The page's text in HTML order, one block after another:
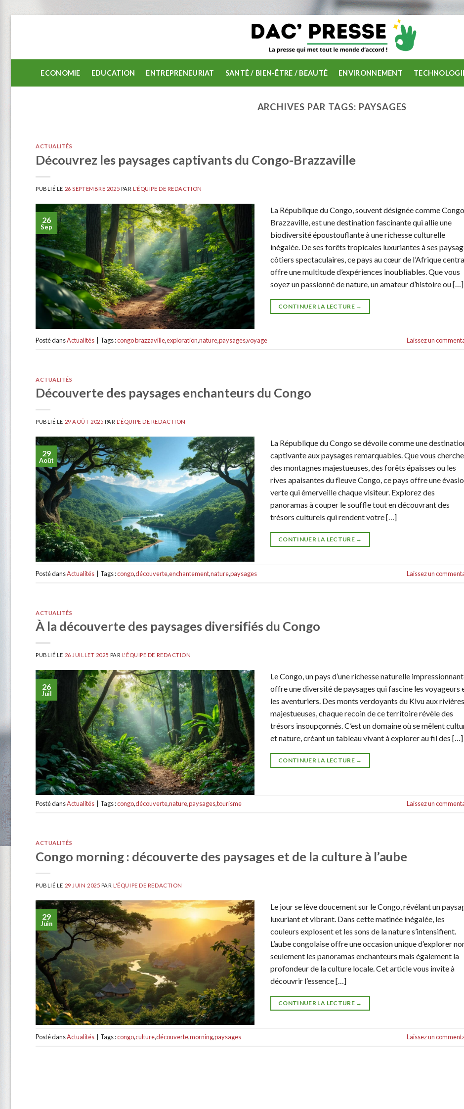
ECONOMIE EDUCATION ENTREPRENEURIAT SANTÉ / BIEN-ÊTRE / BEAUTÉ ENVIRONNEMENT
ARCHIVES PAR TAGS: PAYSAGES
ACTUALITÉS
Découvrez les paysages captivants du Congo-Brazzaville
PUBLIÉ LE 26 SEPTEMBRE 2025 PAR L'ÉQUIPE DE REDACTION
26
Sep
La République du Congo, souvent désignée comme
Brazzaville, est une destination fascinante qui allie une
biodiversité époustouflante à une richesse culturelle
inégalée. De ses forêts tropicales luxuriantes à ses
côtiers spectaculaires, ce pays au cœur de l’Afrique
offre une multitude d’expériences inoubliables. Que vous
soyez un passionné de nature, un amateur d’histoire ou […]
CONTINUER LA LECTURE →
Posté dansActualités Tags :congo brazzaville,exploration,nature,paysages,voyage Laissez un
ACTUALITÉS
Découverte des paysages enchanteurs du Congo
PUBLIÉ LE 29 AOÛT 2025 PARL'ÉQUIPE DE REDACTION
29
Août
La République du Congo se dévoile comme une
captivante aux paysages remarquables. Que vous
des montagnes majestueuses, des forêts épaisses ou les
rives apaisantes du fleuve Congo, ce pays offre une
verte qui émerveille chaque visiteur. Explorez des
panoramas à couper le souffle tout en découvrant des
trésors culturels qui rendent votre […]
CONTINUER LA LECTURE →
Posté dansActualités Tags :congo,découverte,enchantement,nature,paysages Laissez un
ACTUALITÉS
À la découverte des paysages diversifiés du Congo
PUBLIÉ LE 26 JUILLET 2025 PAR L'ÉQUIPE DE REDACTION
26
Juil
Le Congo, un pays d’une richesse naturelle
offre une diversité de paysages qui fascine les voyageurs
les aventuriers. Des monts verdoyants du Kivu aux rivières
majestueuses, chaque recoin de ce territoire révèle des
trésors insoupçonnés. C’est un domaine où se mêlent
et nature, créant un tableau vivant à explorer au fil des […]
CONTINUER LA LECTURE →
Posté dansActualités Tags :congo,découverte,nature,paysages,tourisme Laissez un
ACTUALITÉS
Congo morning : découverte des paysages et de la culture à l’aube
PUBLIÉ LE 29 JUIN 2025 PARL'ÉQUIPE DE REDACTION
29
Juin
Le jour se lève doucement sur le Congo, révélant un
luxuriant et vibrant. Dans cette matinée inégalée, les
couleurs explosent et les sons de la nature s’intensifient.
L’aube congolaise offre une occasion unique d’explorer
seulement les panoramas enchanteurs mais également la
profondeur de la culture locale. Cet article vous invite à
découvrir l’essence […]
CONTINUER LA LECTURE →
Posté dansActualités Tags :congo,culture,découverte,morning,paysages Laissez un